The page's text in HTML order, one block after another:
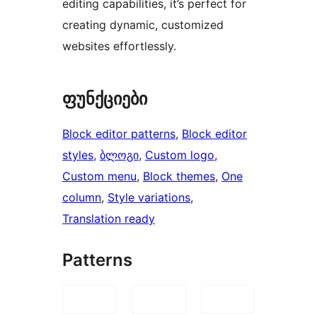
editing capabilities, it’s perfect for
creating dynamic, customized
websites effortlessly.
ფუნქციები
Block editor patterns, Block editor
styles, ბლოგი, Custom logo
Custom menu, Block themes, One
column, Style variations
Translation ready
Patterns